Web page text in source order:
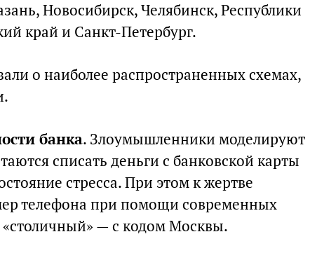
Новосибирск, Челябинск, Республики
край и Санкт-Петербург.
о наиболее распространенных схемах,
банка. Злоумышленники моделируют
списать деньги с банковской карты
стресса. При этом к жертве
телефона при помощи современных
«столичный» — с кодом Москвы.